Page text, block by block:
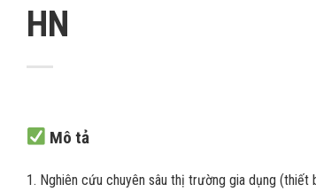
HN
Mô tả
1. Nghiên cứu chuyên sâu thị trường gia dụng